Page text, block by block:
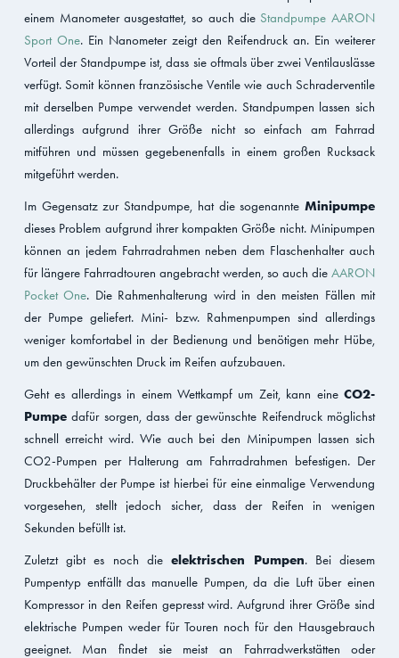
einem Manometer ausgestattet, so auch die Standpumpe AARON
Sport One. Ein Nanometer zeigt den Reifendruck an. Ein weiterer
Vorteil der Standpumpe ist, dass sie oftmals über zwei Ventilauslässe
verfügt. Somit können französische Ventile wie auch Schraderventile
mit derselben Pumpe verwendet werden. Standpumpen lassen sich
allerdings aufgrund ihrer Größe nicht so einfach am Fahrrad
mitführen und müssen gegebenenfalls in einem großen Rucksack
mitgeführt werden.
Im Gegensatz zur Standpumpe, hat die sogenannteMinipumpe
dieses Problem aufgrund ihrer kompakten Größe nicht. Minipumpen
können an jedem Fahrradrahmen neben dem Flaschenhalter auch
für längere Fahrradtouren angebracht werden, so auch die AARON
Pocket One. Die Rahmenhalterung wird in den meisten Fällen mit
der Pumpe geliefert. Mini- bzw. Rahmenpumpen sind allerdings
weniger komfortabel in der Bedienung und benötigen mehr Hübe,
um den gewünschten Druck im Reifen aufzubauen.
Geht es allerdings in einem Wettkampf um Zeit, kann eineCO2-
Pumpedafür sorgen, dass der gewünschte Reifendruck möglichst
schnell erreicht wird. Wie auch bei den Minipumpen lassen sich
CO2-Pumpen per Halterung am Fahrradrahmen befestigen. Der
Druckbehälter der Pumpe ist hierbei für eine einmalige Verwendung
vorgesehen, stellt jedoch sicher, dass der Reifen in wenigen
Sekunden befüllt ist.
Zuletzt gibt es noch dieelektrischen Pumpen. Bei diesem
Pumpentyp entfällt das manuelle Pumpen, da die Luft über einen
Kompressor in den Reifen gepresst wird. Aufgrund ihrer Größe sind
elektrische Pumpen weder für Touren noch für den Hausgebrauch
geeignet. Man findet sie meist an Fahrradwerkstätten oder